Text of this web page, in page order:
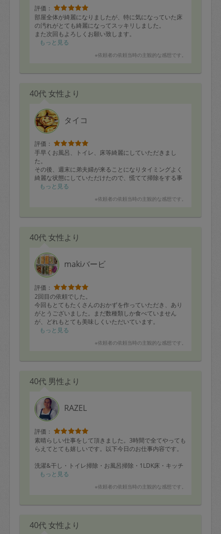
評価：
部屋全体が綺麗になりましたが、特に気になっていた床
の汚れがとても綺麗になってスッキリしました。
また次回もよろしくお願い致します。
もっと見る
※依頼者の依頼当時の主観的な感想です。
40代 女性より
タイコ
評価：
手早くお風呂、トイレ、床等綺麗にしていただきまし
た。
その後、週末に弟夫婦が来ることになりタイミングよく
綺麗な状態にしていただけたので、慌てて掃除をする事
も無くなりとても助かりました☆
してくださりありがとうございます！
もっと見る
※依頼者の依頼当時の主観的な感想です。
40代 女性より
makiバービ
評価：
2回目の依頼でした。
今回もとてもたくさんのおかずを作っていただき、あり
がとうございました。まだ数種類しか食べていません
が、どれもとても美味しくいただいています。
ってきたパパが遅い夕飯を取るのと一緒にパクパク食べ
にしていただきありがとうございました。またどうぞよ
もっと見る
※依頼者の依頼当時の主観的な感想です。
40代 男性より
RAZEL
評価：
素晴らしい仕事をして頂きました。3時間で全てやっても
らえてとても嬉しいです。以下今日のお仕事内容です。
洗濯&干し・トイレ掃除・お風呂掃除・1LDK床・キッチ
ン周り・洗い物&食器拭き・洗面・ベッドメイク・窓拭
もっと見る
※依頼者の依頼当時の主観的な感想です。
40代 女性より